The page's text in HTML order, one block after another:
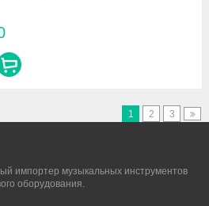
1 2 3
импортер музыкальных инструментов
оборудования.